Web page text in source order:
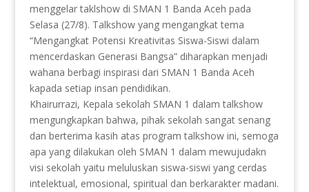
menggelar taklshow di SMAN 1 Banda Aceh pada
Selasa (27/8). Talkshow yang mengangkat tema
“Mengangkat Potensi Kreativitas Siswa-Siswi dalam
mencerdaskan Generasi Bangsa” diharapkan menjadi
wahana berbagi inspirasi dari SMAN 1 Banda Aceh
kapada setiap insan pendidikan.
Khairurrazi, Kepala sekolah SMAN 1 dalam talkshow
mengungkapkan bahwa, pihak sekolah sangat senang
dan berterima kasih atas program talkshow ini, semoga
apa yang dilakukan oleh SMAN 1 dalam mewujudakn
visi sekolah yaitu meluluskan siswa-siswi yang cerdas
intelektual, emosional, spiritual dan berkarakter madani.